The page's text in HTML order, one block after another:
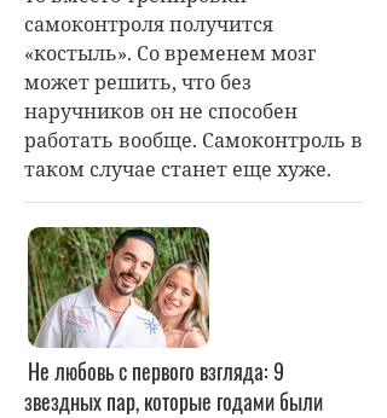
самоконтроля получится
«костыль». Со временем мозг
может решить, что без
наручников он не способен
работать вообще. Самоконтроль в
таком случае станет еще хуже.